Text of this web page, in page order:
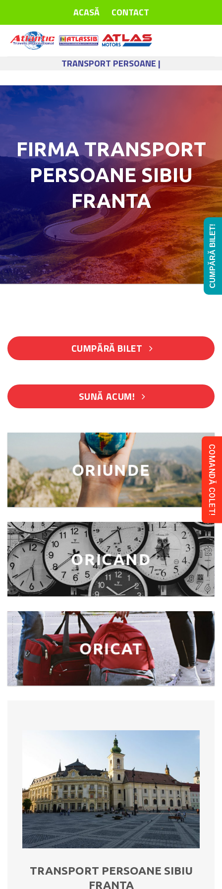
ACASĂ CONTACT
TRANSPORT PERSOANE |
FIRMA TRANSPORT
PERSOANE SIBIU
FRANTA
CUMPĂRĂ BILET
SUNĂ ACUM!
ORIUNDE
ORICAND
ORICAT
TRANSPORT PERSOANE SIBIU
FRANTA
COMANDĂ COLET!
CUMPĂRĂ BILET!